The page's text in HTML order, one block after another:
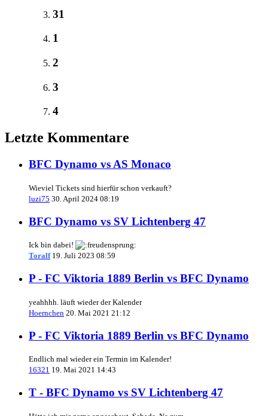
31
1
2
3
4
Letzte Kommentare
BFC Dynamo vs AS Monaco
Wieviel Tickets sind hierfür schon verkauft?
luzi75 30. April 2024 08:19
BFC Dynamo vs SV Lichtenberg 47
Ick bin dabei!
Toralf 19. Juli 2023 08:59
P - FC Viktoria 1889 Berlin vs BFC Dynamo
yeahhhh. läuft wieder der Kalender
Hoernchen 20. Mai 2021 21:12
P - FC Viktoria 1889 Berlin vs BFC Dynamo
Endlich mal wieder ein Termin im Kalender!
16321 19. Mai 2021 14:43
T - BFC Dynamo vs SV Lichtenberg 47